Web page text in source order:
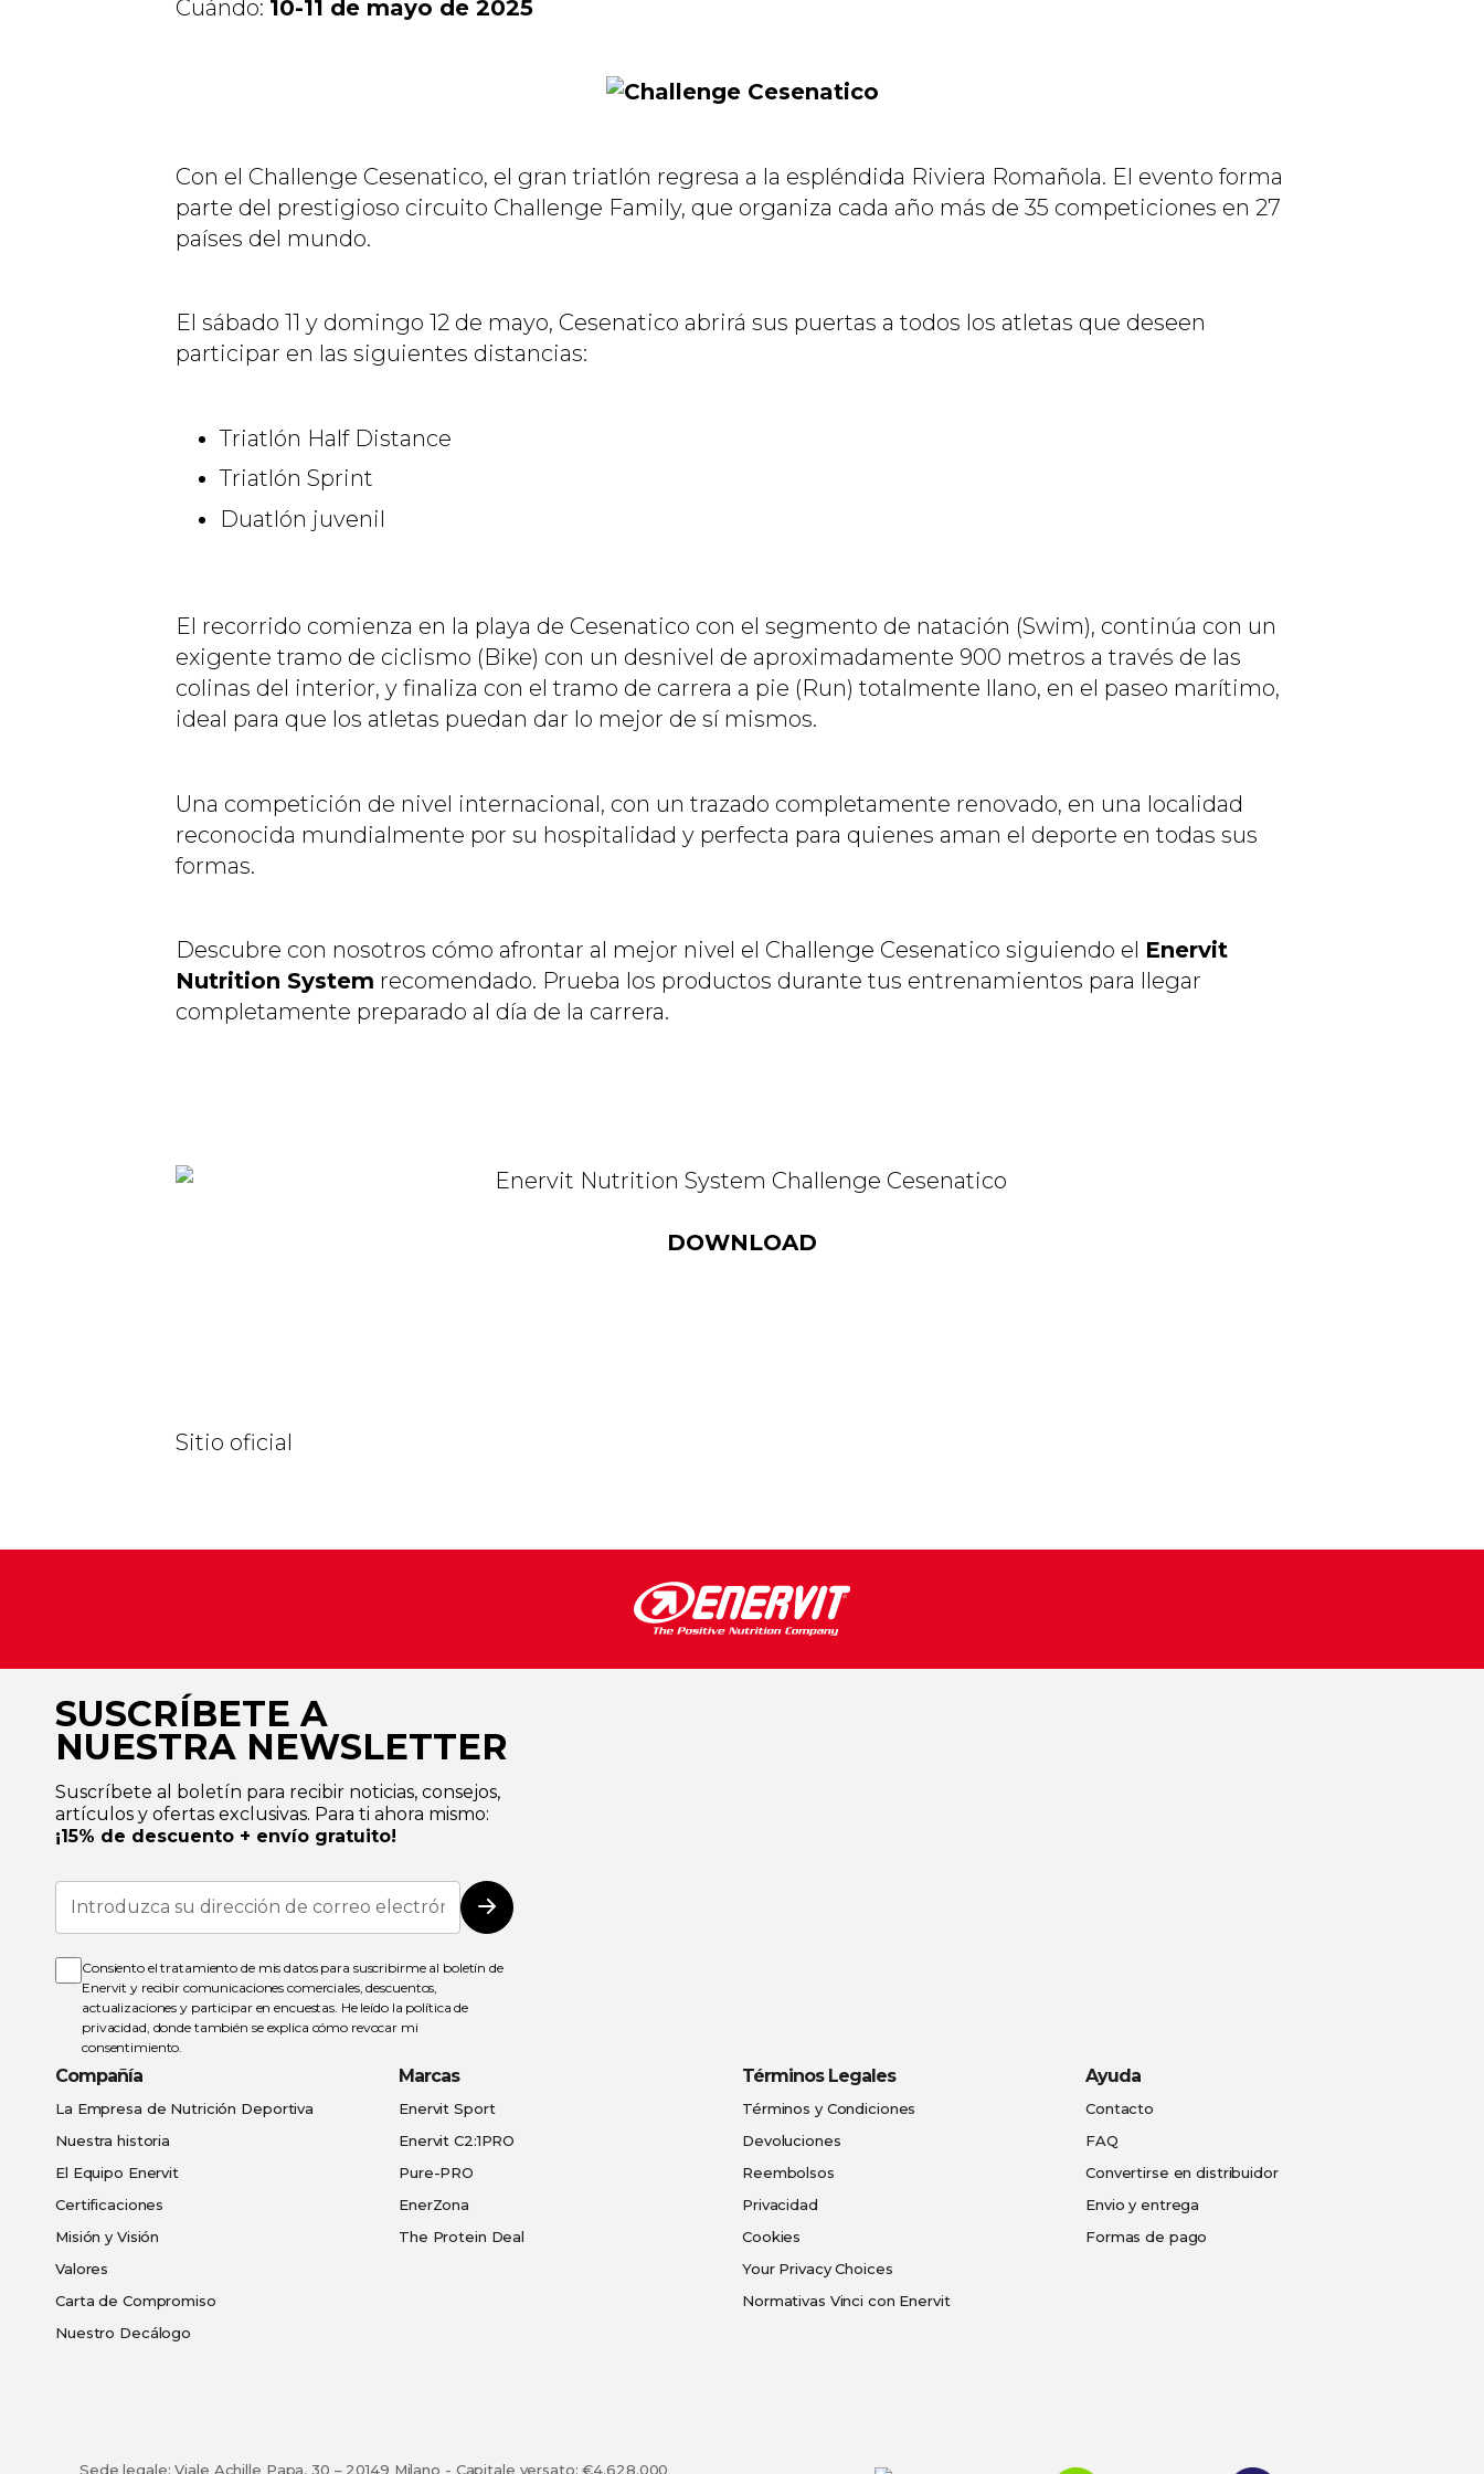
Cuándo: 10-11 de mayo de 2025
Con el Challenge Cesenatico, el gran triatlón regresa a la espléndida Riviera Romañola. El evento forma
parte del prestigioso circuito Challenge Family, que organiza cada año más de 35 competiciones en 27
países del mundo.
El sábado 11 y domingo 12 de mayo, Cesenatico abrirá sus puertas a todos los atletas que deseen
participar en las siguientes distancias:
Triatlón Half Distance
Triatlón Sprint
Duatlón juvenil
El recorrido comienza en la playa de Cesenatico con el segmento de natación (Swim), continúa con un
exigente tramo de ciclismo (Bike) con un desnivel de aproximadamente 900 metros a través de las
colinas del interior, y finaliza con el tramo de carrera a pie (Run) totalmente llano, en el paseo marítimo,
ideal para que los atletas puedan dar lo mejor de sí mismos.
Una competición de nivel internacional, con un trazado completamente renovado, en una localidad
reconocida mundialmente por su hospitalidad y perfecta para quienes aman el deporte en todas sus
formas.
Descubre con nosotros cómo afrontar al mejor nivel el Challenge Cesenatico siguiendo el Enervit
Nutrition System recomendado. Prueba los productos durante tus entrenamientos para llegar
completamente preparado al día de la carrera.
DOWNLOAD
Sitio oficial
SUSCRÍBETE A
NUESTRA NEWSLETTER
Suscríbete al boletín para recibir noticias, consejos,
artículos y ofertas exclusivas. Para ti ahora mismo:
¡15% de descuento + envío gratuito!
Inscríbase
nuestro
de
noticias:
Suscribirse
Consiento el tratamiento de mis datos para suscribirme al boletín de
Enervit y recibir comunicaciones comerciales, descuentos,
actualizaciones y participar en encuestas. He leído la política de
privacidad , donde también se explica cómo revocar mi
consentimiento.
Compañía
La Empresa de Nutrición Deportiva
Nuestra historia
El Equipo Enervit
Certificaciones
Misión y Visión
Valores
Carta de Compromiso
Nuestro Decálogo
Marcas
Enervit Sport
Enervit C2:1PRO
Pure-PRO
EnerZona
The Protein Deal
Términos Legales
Términos y Condiciones
Devoluciones
Reembolsos
Privacidad
Cookies
Your Privacy Choices
Normativas Vinci con Enervit
Ayuda
Contacto
FAQ
Convertirse en distribuidor
Envio y entrega
Formas de pago
Sede legale: Viale Achille Papa, 30 – 20149 Milano - Capitale versato: €4.628.000